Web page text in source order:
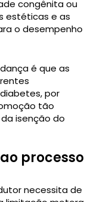
congênita ou
estéticas e as
o desempenho
é que as
por
tão
isenção do
processo
necessita de